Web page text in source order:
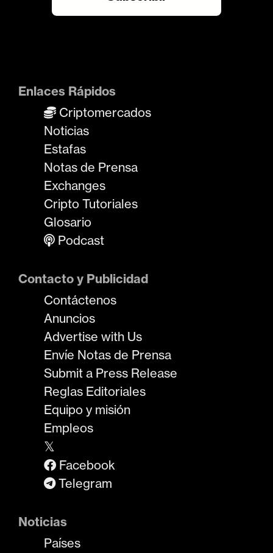
Enlaces Rápidos
Criptomercados
Noticias
Estafas
Notas de Prensa
Exchanges
Cripto Tutoriales
Glosario
Podcast
Contacto y Publicidad
Contáctenos
Anuncios
Advertise with Us
Envíe Notas de Prensa
Submit a Press Release
Reglas Editoriales
Equipo y misión
Empleos
𝕏
Facebook
Telegram
Noticias
Países